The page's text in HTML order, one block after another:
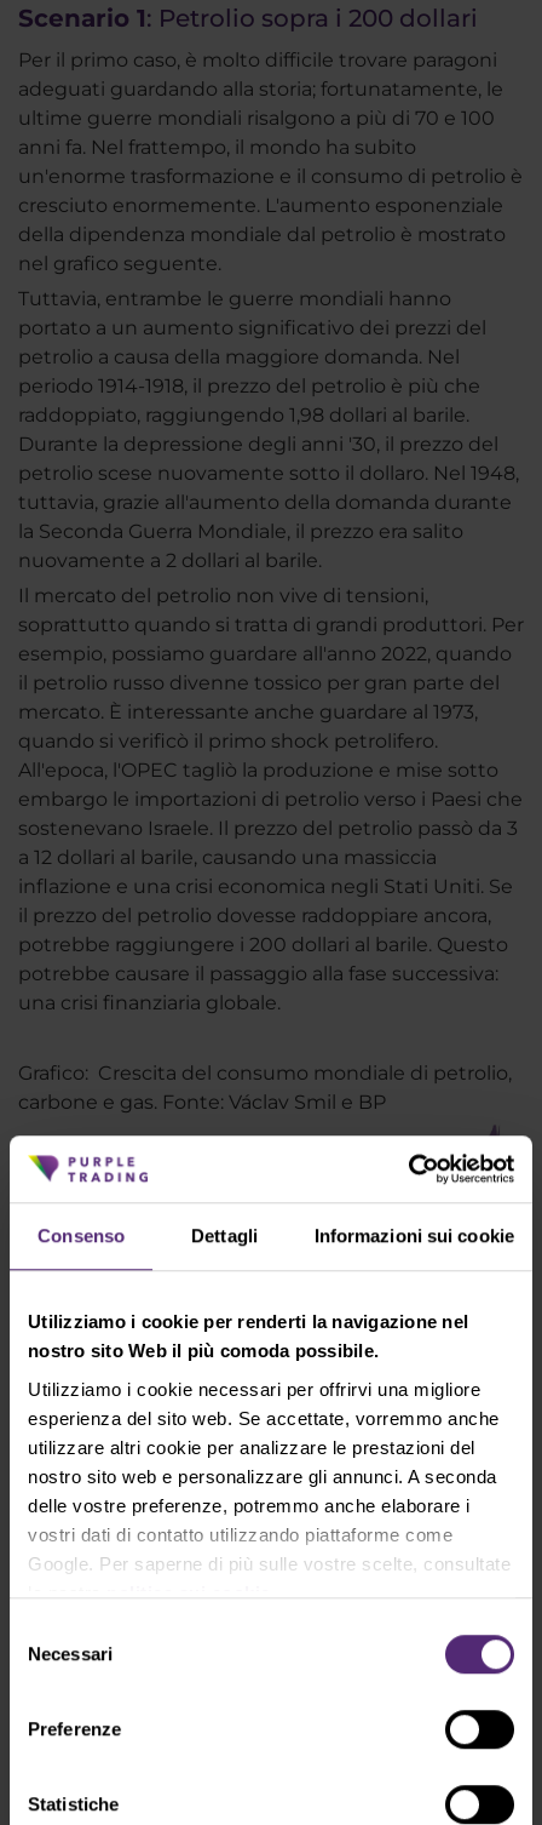
Consenso Dettagli Informazioni sui cookie
Utilizziamo i cookie per renderti la navigazione nel
nostro sito Web il più comoda possibile.
Utilizziamo i cookie necessari per offrirvi una migliore
esperienza del sito web. Se accettate, vorremmo anche
utilizzare altri cookie per analizzare le prestazioni del
nostro sito web e personalizzare gli annunci. A seconda
delle vostre preferenze, potremmo anche elaborare i
vostri dati di contatto utilizzando piattaforme come
Google. Per saperne di più sulle vostre scelte, consultate
la nostrapolitica sui cookie.
delNecessari
Preferenze
Statistiche
Scenario 1: Petrolio sopra i 200 dollari
Per il primo caso, è molto difficile trovare paragoni
adeguati guardando alla storia; fortunatamente, le
ultime guerre mondiali risalgono a più di 70 e 100
anni fa. Nel frattempo, il mondo ha subito
un'enorme trasformazione e il consumo di petrolio è
cresciuto enormemente. L'aumento esponenziale
della dipendenza mondiale dal petrolio è mostrato
nel grafico seguente.
Tuttavia, entrambe le guerre mondiali hanno
portato a un aumento significativo dei prezzi del
petrolio a causa della maggiore domanda. Nel
periodo 1914-1918, il prezzo del petrolio è più che
raddoppiato, raggiungendo 1,98 dollari al barile.
Durante la depressione degli anni '30, il prezzo del
petrolio scese nuovamente sotto il dollaro. Nel 1948,
tuttavia, grazie all'aumento della domanda durante
la Seconda Guerra Mondiale, il prezzo era salito
nuovamente a 2 dollari al barile.
Il mercato del petrolio non vive di tensioni,
soprattutto quando si tratta di grandi produttori. Per
esempio, possiamo guardare all'anno 2022, quando
il petrolio russo divenne tossico per gran parte del
mercato. È interessante anche guardare al 1973,
quando si verificò il primo shock petrolifero.
All'epoca, l'OPEC tagliò la produzione e mise sotto
embargo le importazioni di petrolio verso i Paesi che
sostenevano Israele. Il prezzo del petrolio passò da 3
a 12 dollari al barile, causando una massiccia
inflazione e una crisi economica negli Stati Uniti. Se
il prezzo del petrolio dovesse raddoppiare ancora,
potrebbe raggiungere i 200 dollari al barile. Questo
potrebbe causare il passaggio alla fase successiva:
una crisi finanziaria globale.
Grafico: Crescita del consumo mondiale di petrolio,
carbone e gas. Fonte: Václav Smil e BP
Scenario 2: Petrolio a 30 USD
Un eventuale conflitto mondiale avrebbe
probabilmente un primo impatto sul mercato del
petrolio secondo il primo scenario, ma poi ci
sarebbe probabilmente soddisfatta dal petrolio
della Russia e dei paesi OPEC. Inoltre, la Cina è
Tuttavia, in caso di una recessione globale davvero
potrebbe diminuire in modo significativo - gli ultimi